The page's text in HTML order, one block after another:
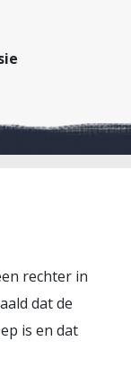
rechter in
dat de
is en dat